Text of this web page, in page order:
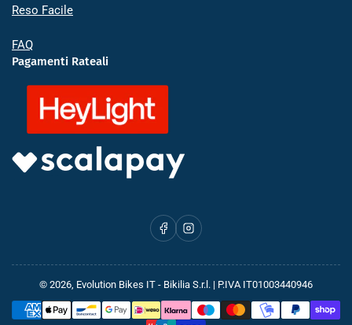
Reso Facile
FAQ
Pagamenti Rateali
FacebookInstagram
© 2026, Evolution Bikes IT - Bikilia S.r.l. | P.IVA IT01003440946
Metodi
di